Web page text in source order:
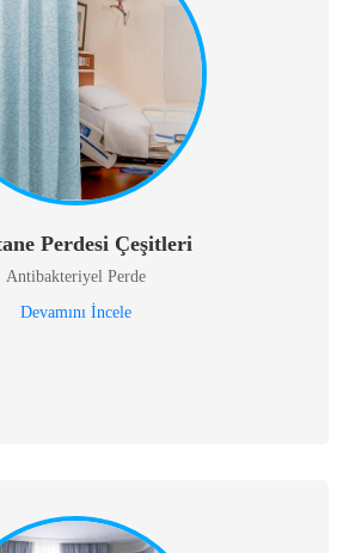
Perdesi Çeşitleri
Antibakteriyel Perde
Devamını İncele